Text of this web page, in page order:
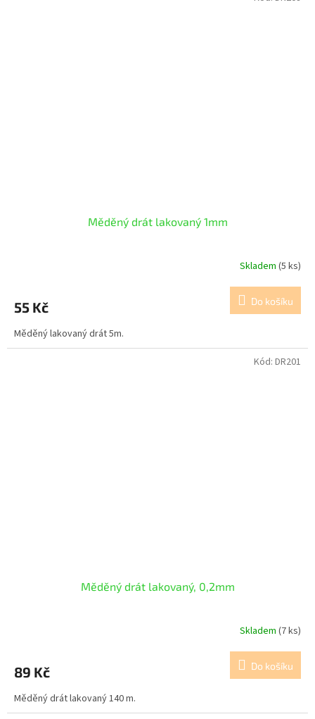
Měděný drát lakovaný 1mm
Skladem (5 ks)
55 Kč Do košíku
Měděný lakovaný drát 5m.
Měděný drát lakovaný, 0,2mm
Skladem (7 ks)
89 Kč Do košíku
Měděný drát lakovaný 140 m.
Kód: DR201